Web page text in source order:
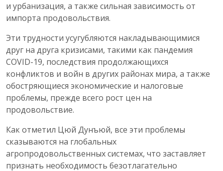
и урбанизация, а также сильная зависимость от
импорта продовольствия.
Эти трудности усугубляются накладывающимися
друг на друга кризисами, такими как пандемия
COVID-19, последствия продолжающихся
конфликтов и войн в других районах мира, а также
обостряющиеся экономические и налоговые
проблемы, прежде всего рост цен на
продовольствие.
Как отметил Цюй Дунъюй, все эти проблемы
сказываются на глобальных
агропродовольственных системах, что заставляет
признать необходимость безотлагательно